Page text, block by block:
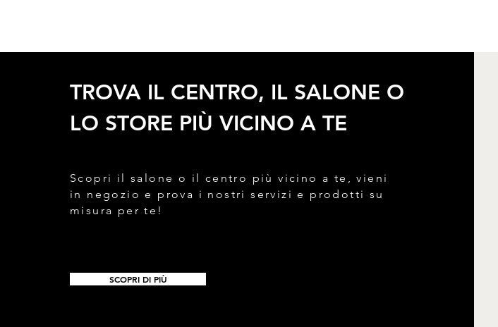
TROVA IL CENTRO, IL SALONE O
LO STORE PIÙ VICINO A TE
Scopri il salone o il centro più vicino a te, vieni
in negozio e prova i nostri servizi e prodotti su
misura per te!
SCOPRI DI PIÙ